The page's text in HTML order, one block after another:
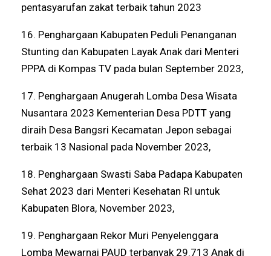
pentasyarufan zakat terbaik tahun 2023
16. Penghargaan Kabupaten Peduli Penanganan
Stunting dan Kabupaten Layak Anak dari Menteri
PPPA di Kompas TV pada bulan September 2023,
17. Penghargaan Anugerah Lomba Desa Wisata
Nusantara 2023 Kementerian Desa PDTT yang
diraih Desa Bangsri Kecamatan Jepon sebagai
terbaik 13 Nasional pada November 2023,
18. Penghargaan Swasti Saba Padapa Kabupaten
Sehat 2023 dari Menteri Kesehatan RI untuk
Kabupaten Blora, November 2023,
19. Penghargaan Rekor Muri Penyelenggara
Lomba Mewarnai PAUD terbanyak 29.713 Anak di